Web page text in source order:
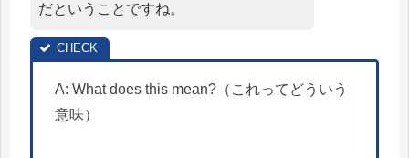
だということですね。
A: What does this mean?（これってどういう
意味）